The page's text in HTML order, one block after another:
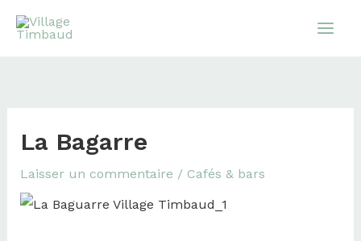
La Bagarre
Laisser un commentaire / Cafés & bars